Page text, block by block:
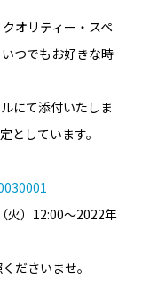
オリティー・スペ
つでもお好きな時
にて添付いたしま
としています。
火）12:00～2022年
ださいませ。